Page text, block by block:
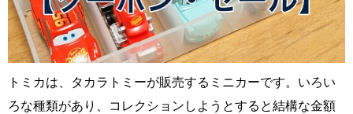
トミカは、タカラトミーが販売するミニカーです。いろい
ろな種類があり、コレクションしようとすると結構な金額